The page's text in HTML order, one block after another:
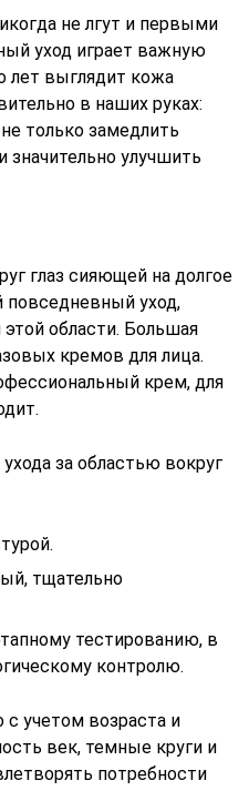
не лгут и первыми
уход играет важную
лет выглядит кожа
в наших руках:
только замедлить
значительно улучшить
глаз сияющей на долгое
уход,
области. Большая
кремов для лица.
крем, для
за областью вокруг
тщательно
тестированию, в
контролю.
учетом возраста и
век, темные круги и
потребности